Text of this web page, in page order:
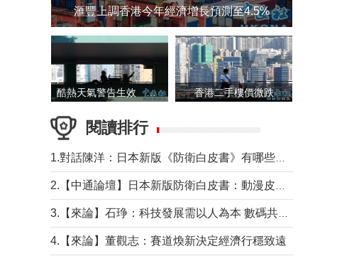
滙豐上調香港今年經濟增長預測至4.5%
酷熱天氣警告生效 本港高溫持續至下周 香港二手樓價微跌
閱讀排行
4.【來論】董觀志：賽道煥新決定經濟行穩致遠